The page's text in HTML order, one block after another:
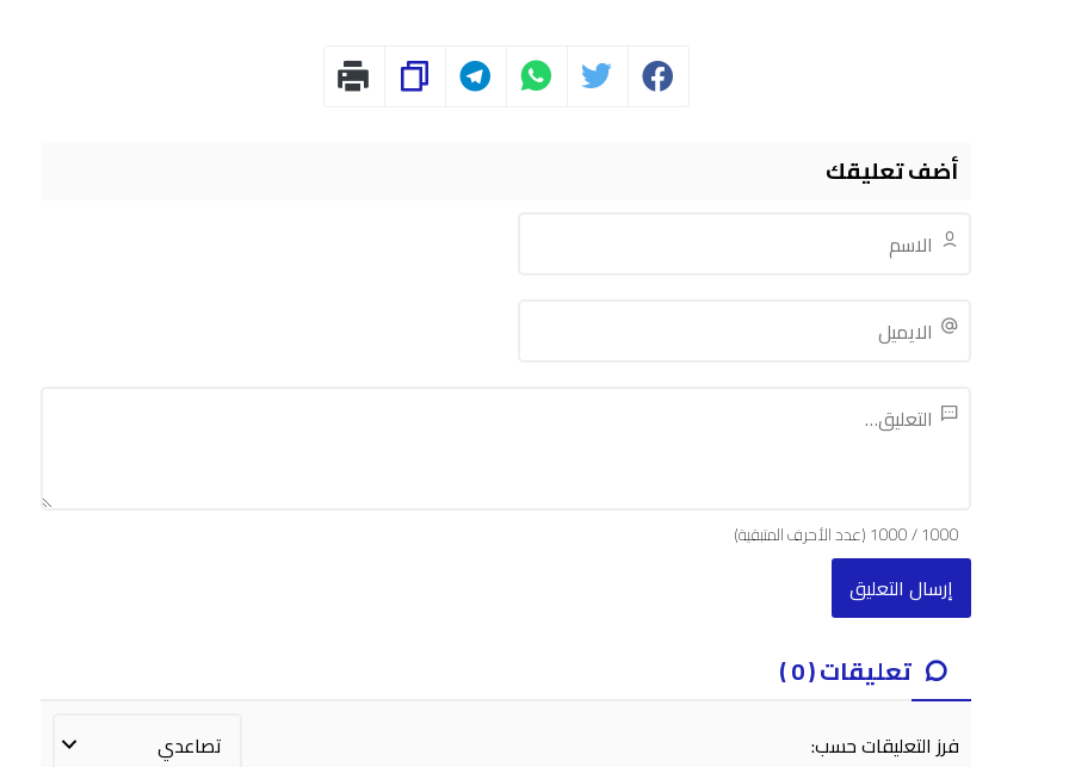
أضف تعليقك
1000
/
1000(عدد الأحرف المتبقية)
تعليقات ( 0 )
فرز التعليقات حسب: